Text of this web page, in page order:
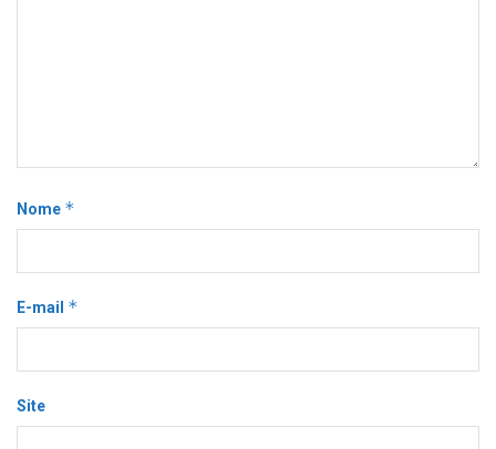
Nome *
E-mail *
Site